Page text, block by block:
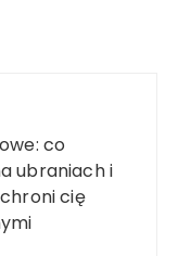
co
ubraniach i
cię